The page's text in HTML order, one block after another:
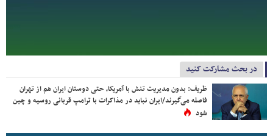
در بحث مشارکت کنید
ظریف: بدون مدیریت تنش با آمریکا، حتی دوستان ایران هم از تهران
فاصله می‌گیرند/ایران نباید در مذاکرات با ترامپ قربانی روسیه و چین
شود